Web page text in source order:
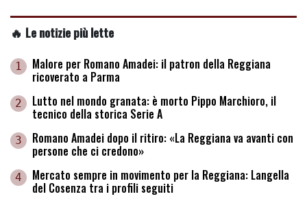
🔥 Le notizie più lette
1 Malore per Romano Amadei: il patron della Reggiana
ricoverato a Parma
2 Lutto nel mondo granata: è morto Pippo Marchioro, il
tecnico della storica Serie A
3 Romano Amadei dopo il ritiro: «La Reggiana va avanti con
persone che ci credono»
4 Mercato sempre in movimento per la Reggiana: Langella
del Cosenza tra i profili seguiti